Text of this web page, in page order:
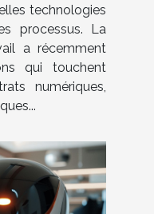
technologies
processus. La
a récemment
qui touchent
numériques,